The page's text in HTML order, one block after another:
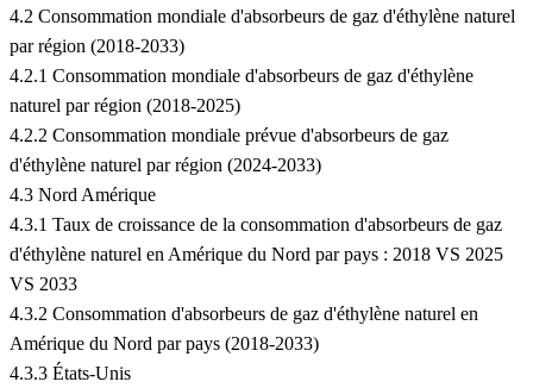
4.2 Consommation mondiale d'absorbeurs de gaz d'éthylène naturel
par région (2018-2033)
4.2.1 Consommation mondiale d'absorbeurs de gaz d'éthylène
naturel par région (2018-2025)
4.2.2 Consommation mondiale prévue d'absorbeurs de gaz
d'éthylène naturel par région (2024-2033)
4.3 Nord Amérique
4.3.1 Taux de croissance de la consommation d'absorbeurs de gaz
d'éthylène naturel en Amérique du Nord par pays : 2018 VS 2025
VS 2033
4.3.2 Consommation d'absorbeurs de gaz d'éthylène naturel en
Amérique du Nord par pays (2018-2033)
4.3.3 États-Unis